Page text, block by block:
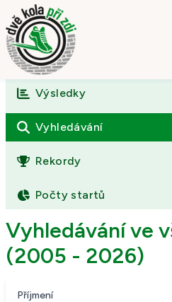
Úvod
O závodě
Výsledky
Fotogalerie
Kontakt
Výsledky
Vyhledávání
Rekordy
Počty startů
Vyhledávání ve
(2005 - 2026)
Příjmení